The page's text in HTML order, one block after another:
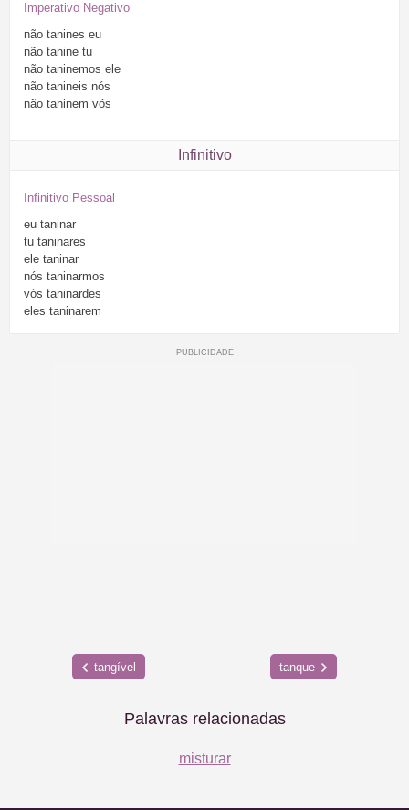
Imperativo Negativo
não tanines eu
não tanine tu
não taninemos ele
não tanineis nós
não taninem vós
Infinitivo
Infinitivo Pessoal
eu taninar
tu taninares
ele taninar
nós taninarmos
vós taninardes
eles taninarem
tangível tanque
Palavras relacionadas
misturar